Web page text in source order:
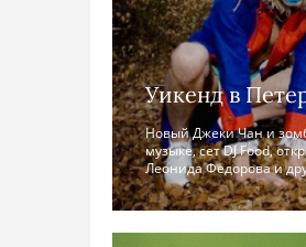
Уикенд в
Новый Джеки Чан и
музыке, сет DJ Food,
Леонида Федорова и